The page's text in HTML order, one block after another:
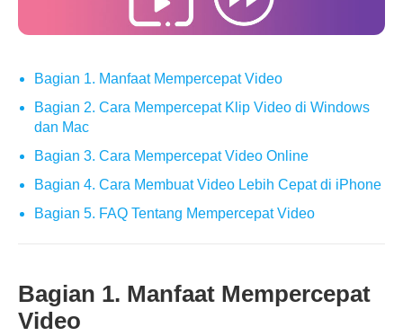
Bagian 1. Manfaat Mempercepat Video
Bagian 2. Cara Mempercepat Klip Video di Windows
dan Mac
Bagian 3. Cara Mempercepat Video Online
Bagian 4. Cara Membuat Video Lebih Cepat di iPhone
Bagian 5. FAQ Tentang Mempercepat Video
Bagian 1. Manfaat Mempercepat
Video